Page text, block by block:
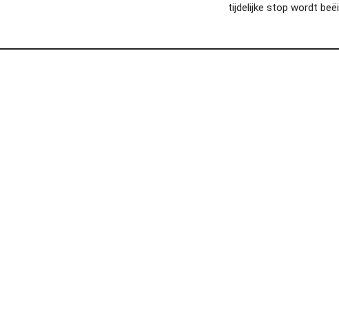
tijdelijke stop wordt